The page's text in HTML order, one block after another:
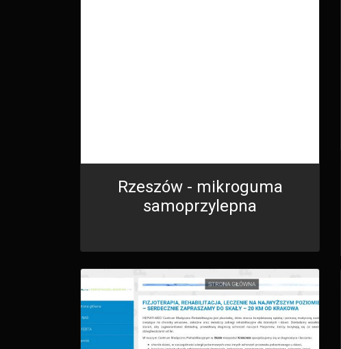
Rzeszów - mikroguma
samoprzylepna